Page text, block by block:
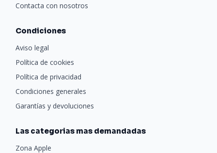
Contacta con nosotros
Condiciones
Aviso legal
Política de cookies
Política de privacidad
Condiciones generales
Garantías y devoluciones
Las categorias mas demandadas
Zona Apple